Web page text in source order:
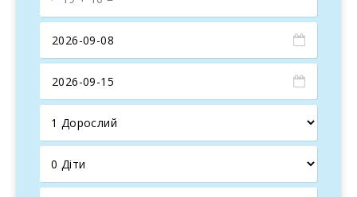
праскою та дошкою для прасування. На першому
поверсі є спальня з двома односпальними ліжками та
вентилятором. На другому поверсі є ще дві спальні,
обидві з двоспальними ліжками, і одна з них має шафу.
Якщо ви подорожуєте з немовлям, ми можемо надати
ліжечко. У будинку три ванні кімнати з душем, одна на
першому поверсі, інша на другому, і ще одна зовнішня.
ВІДПОЧИНОК БІЛЯ БАСЕЙНУ ТА
АКТИВНОСТІ
Окрім усіх внутрішніх зручностей,La Cigarra Can